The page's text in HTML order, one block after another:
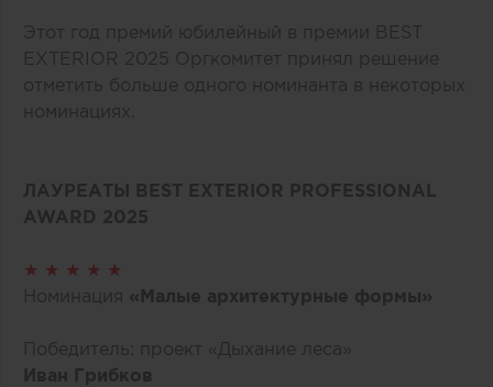
Этот год премий юбилейный в премии BEST
EXTERIOR 2025 Оргкомитет принял решение
отметить больше одного номинанта в некоторых
номинациях.
ЛАУРЕАТЫ BEST EXTERIOR PROFESSIONAL
AWARD 2025
★ ★ ★ ★ ★
Номинация «Малые архитектурные формы»
Победитель: проект «Дыхание леса»
Иван Грибков